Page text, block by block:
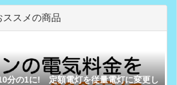
ススメの商品
分の1に! 定額電灯を従量電灯に変更し